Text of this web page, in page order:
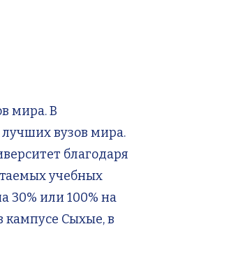
мира. В
вузов мира.
благодаря
учебных
30% или 100% на
Сыхые, в